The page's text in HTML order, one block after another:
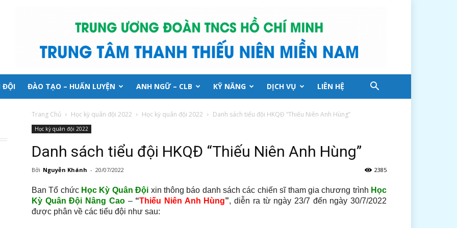
ĐỘI ĐÀO TẠO – HUẤN LUYỆN ANH NGỮ – CLB KỸ NĂNG DỊCH VỤ LIÊN HỆ
Trang Chủ Học kỳ quân đội 2022 Học kỳ quân đội 2022 Danh sách tiểu đội HKQĐ “Thiếu Niên Anh Hùng”
Học kỳ quân đội 2022
Danh sách tiểu đội HKQĐ “Thiếu Niên Anh Hùng”
Bởi Nguyễn Khánh - 20/07/2022 2385
Ban Tổ chức Học Kỳ Quân Đội xin thông báo danh sách các chiến sĩ tham gia chương trình Học
Kỳ Quân Đội Nâng Cao – “Thiếu Niên Anh Hùng”, diễn ra từ ngày 23/7 đến ngày 30/7/2022
được phân về các tiểu đội như sau: